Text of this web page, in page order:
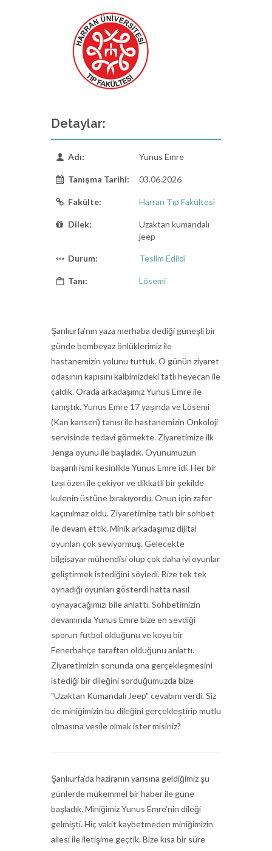
Detaylar:
Adı: Yunus Emre
Tanışma Tarihi: 03.06.2026
Fakülte: Harran Tıp Fakültesi
Dilek:
Uzaktan kumandalı
jeep
Durum: Teslim Edildi
Tanı: Lösemi
Şanlıurfa'nın yaza merhaba dediği güneşli bir
günde bembeyaz önlüklerimiz ile
hastanemizin yolunu tuttuk. O günün ziyaret
odasının kapısını kalbimizdeki tatlı heyecan ile
çaldık. Orada arkadaşımız Yunus Emre ile
tanıştık. Yunus Emre 17 yaşında ve Lösemi
(Kan kanseri) tanısı ile hastanemizin Onkoloji
servisinde tedavi görmekte. Ziyaretimize ilk
Jenga oyunu ile başladık. Oyunumuzun
başarılı ismi kesinlikle Yunus Emre idi. Her bir
taşı özen ile çekiyor ve dikkatli bir şekilde
kulenin üstüne bırakıyordu. Onun için zafer
kaçınılmaz oldu. Ziyaretimize tatlı bir sohbet
ile devam ettik. Minik arkadaşımız dijital
oyunları çok seviyormuş. Gelecekte
bilgisayar mühendisi olup çok daha iyi oyunlar
geliştirmek istediğini söyledi. Bize tek tek
oynadığı oyunları gösterdi hatta nasıl
oynayacağımızı bile anlattı. Sohbetimizin
devamında Yunus Emre bize en sevdiği
sporun futbol olduğunu ve koyu bir
Fenerbahçe taraftarı olduğunu anlattı.
Ziyaretimizin sonunda ona gerçekleşmesini
istediği bir dileğini sorduğumuzda bize
"Uzaktan Kumandalı Jeep" cevabını verdi. Siz
de miniğimizin bu dileğini gerçekleştirip mutlu
olmasına vesile olmak ister misiniz?
Şanlıurfa'da haziranın yarısına geldiğimiz şu
günlerde mükemmel bir haber ile güne
başladık. Miniğimiz Yunus Emre'nin dileği
gelmişti. Hiç vakit kaybetmeden miniğimizin
ailesi ile iletişime geçtik. Bize kısa bir süre